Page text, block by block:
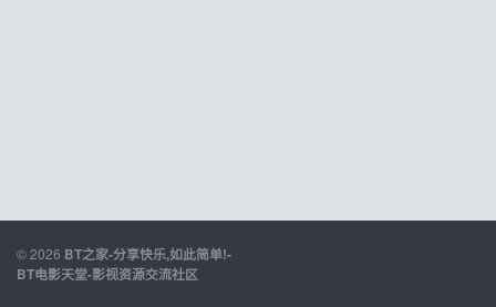
© 2026 BT之家-分享快乐,如此简单!-
BT电影天堂-影视资源交流社区